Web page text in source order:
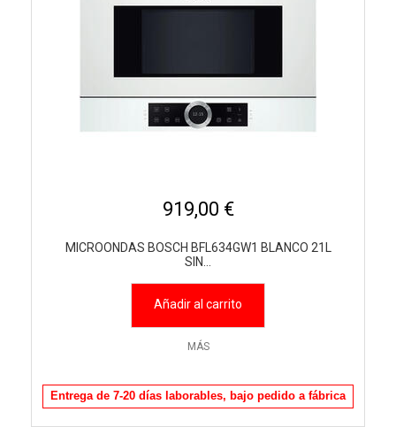
919,00 €
MICROONDAS BOSCH BFL634GW1 BLANCO 21L
SIN...
Añadir al carrito
MÁS
Entrega de 7-20 días laborables, bajo pedido a fábrica